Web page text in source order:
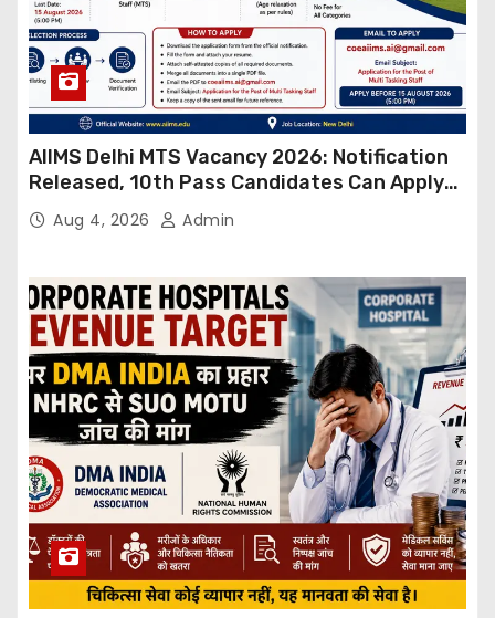
AIIMS Delhi MTS Vacancy 2026: Notification
Released, 10th Pass Candidates Can Apply
Through Email
Aug 4, 2026 Admin